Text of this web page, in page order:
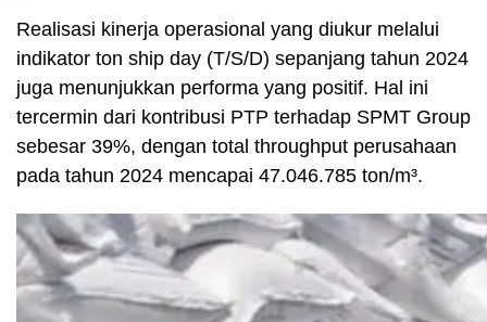
Realisasi kinerja operasional yang diukur melalui
indikator ton ship day (T/S/D) sepanjang tahun 2024
juga menunjukkan performa yang positif. Hal ini
tercermin dari kontribusi PTP terhadap SPMT Group
sebesar 39%, dengan total throughput perusahaan
pada tahun 2024 mencapai 47.046.785 ton/m³.